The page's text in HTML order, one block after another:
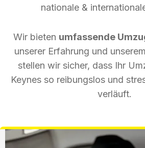
nationale &
Wir bieten umfassende
unserer Erfahrung und
stellen wir sicher, dass Ihr
Keynes so reibungslos und
verläuft.